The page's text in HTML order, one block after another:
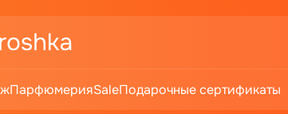
ПарфюмерияSaleПодарочные сертификаты